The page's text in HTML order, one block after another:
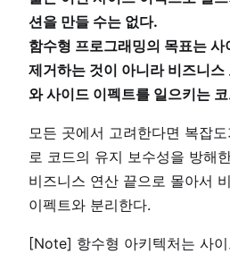
션을 만들 수는 없다.
함수형 프로그래밍의 목표는
제거하는 것이 아니라 비즈니
와 사이드 이펙트를 일으키는
모든 곳에서 고려한다면 복잡
로 코드의 유지 보수성을 방해
비즈니스 연산 끝으로 몰아서
이펙트와 분리한다.
[Note] 항수형 아키텍처는 사